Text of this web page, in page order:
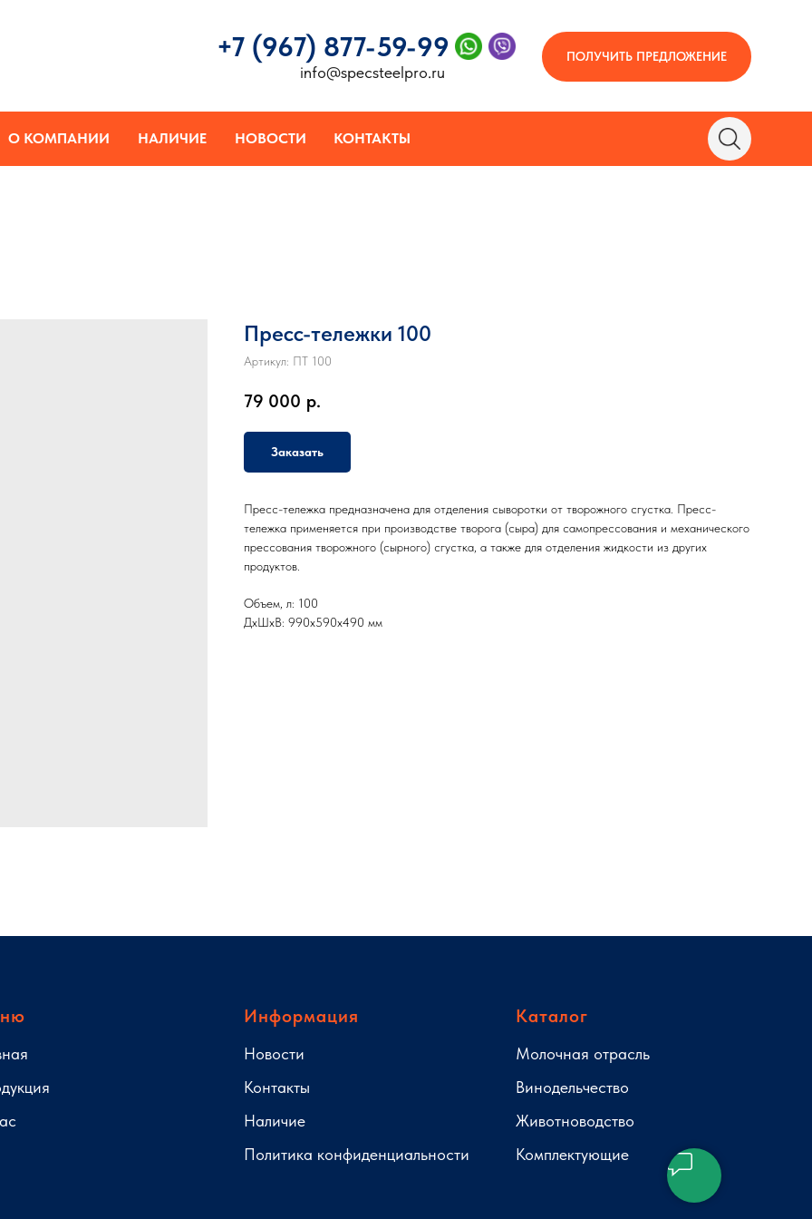
ПОЛУЧИТЬ ПРЕДЛОЖЕНИЕ
info@specsteelpro.ru
+7 (967) 877-59-99
О КОМПАНИИ НАЛИЧИЕ НОВОСТИ КОНТАКТЫ
Пресс-тележки 100
Артикул: ПТ 100
79 000 р.
Заказать
Пресс-тележка предназначена для отделения сыворотки от творожного сгустка. Пресс-
тележка применяется при производстве творога (сыра) для самопрессования и механического
прессования творожного (сырного) сгустка, а также для отделения жидкости из других
продуктов.
Объем, л: 100
ДxШxВ: 990x590x490 мм
Информация
Новости
Контакты
Наличие
Политика конфиденциальности
Каталог
Молочная отрасль
Винодельчество
Животноводство
Комплектующие